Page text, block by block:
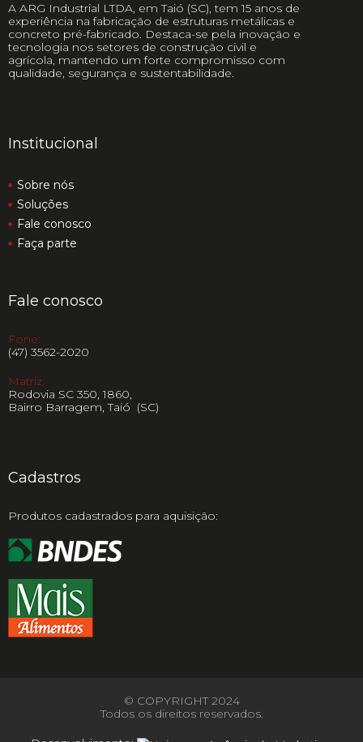
A ARG Industrial LTDA, em Taió (SC), tem 15 anos de
experiência na fabricação de estruturas metálicas e
concreto pré-fabricado. Destaca-se pela inovação e
tecnologia nos setores de construção civil e
agrícola, mantendo um forte compromisso com
qualidade, segurança e sustentabilidade.
Institucional
Sobre nós
Soluções
Fale conosco
Faça parte
Fale conosco
Fone:
(47) 3562-2020
Matriz:
Rodovia SC 350, 1860,
Bairro Barragem, Taió (SC)
Cadastros
Produtos cadastrados para aquisição:
© COPYRIGHT 2024
Todos os direitos reservados.